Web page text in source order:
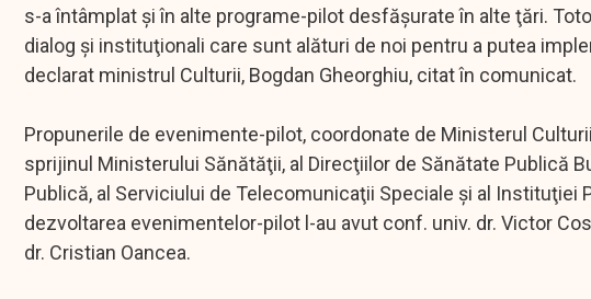
s-a întâmplat şi în alte programe-pilot desfăşurate în alte ţări.
dialog şi instituţionali care sunt alături de noi pentru a putea
declarat ministrul Culturii, Bogdan Gheorghiu, citat în comunicat.
Propunerile de evenimente-pilot, coordonate de Ministerul
sprijinul Ministerului Sănătăţii, al Direcţiilor de Sănătate Publică
Publică, al Serviciului de Telecomunicaţii Speciale şi al
dezvoltarea evenimentelor-pilot l-au avut conf. univ. dr. Victor
dr. Cristian Oancea.